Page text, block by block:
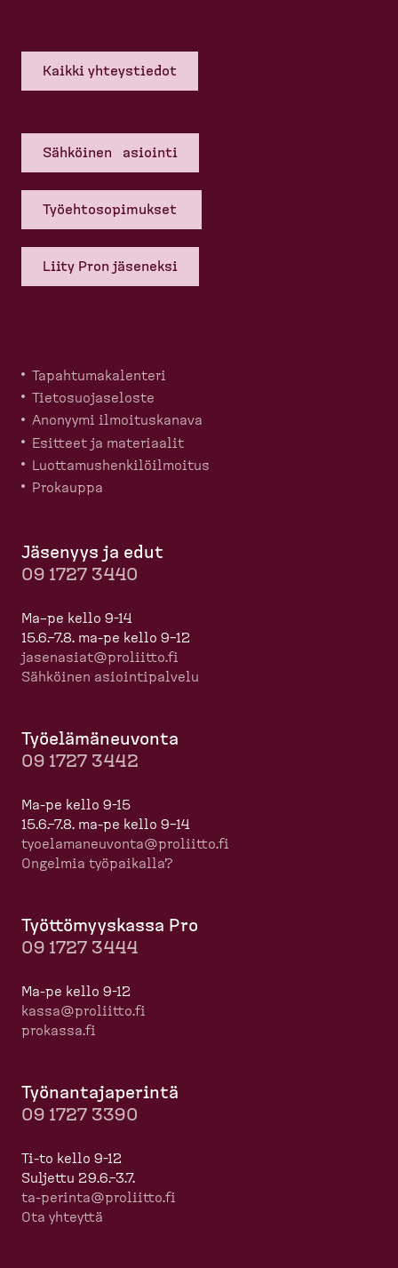
Kaikki yhteys­tiedot
Sähköinen asiointi
Työehto­so­pi­mukset
Liity Pron jäseneksi
Tapahtu­ma­ka­lenteri
Tietosuo­ja­seloste
Anonyymi ilmoitus­kanava
Esitteet ja materiaalit
Luotta­mus­hen­ki­löil­moitus
Prokauppa
Jäsenyys ja edut
09 1727 3440
Ma–pe kello 9-14
15.6.–7.8. ma-pe kello 9–12
jasenasiat@proliitto.fi
Sähköinen asioin­ti­palvelu
Työelä­mä­neuvonta
09 1727 3442
Ma-pe kello 9-15
15.6.–7.8. ma-pe kello 9–14
tyoela­ma­neuvonta@proliitto.fi
Ongelmia työpaikalla?
Työttö­myyskassa Pro
09 1727 3444
Ma-pe kello 9-12
kassa@proliitto.fi
prokassa.fi
Työnan­ta­ja­perintä
09 1727 3390
Ti-to kello 9-12
Suljettu 29.6.–3.7.
ta-​perinta@proliitto.fi
Ota yhteyttä